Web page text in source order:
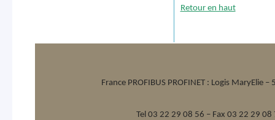
Retour en haut
France PROFIBUS PROFINET : Logis MaryElie –
Tel 03 22 29 08 56 – Fax 03 22 29 08